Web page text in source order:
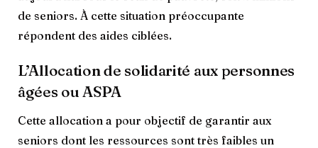
de seniors. À cette situation préoccupante
répondent des aides ciblées.
L’Allocation de solidarité aux personnes
âgées ou ASPA
Cette allocation a pour objectif de garantir aux
seniors dont les ressources sont très faibles un